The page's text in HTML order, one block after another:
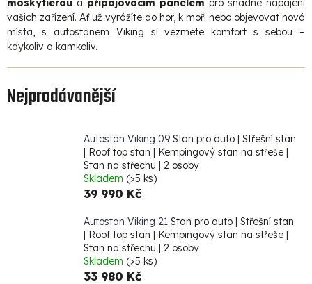
moskytiérou a připojovacím panelem pro snadné napájení
vašich zařízení. Ať už vyrážíte do hor, k moři nebo objevovat nová
místa, s autostanem Viking si vezmete komfort s sebou –
kdykoliv a kamkoliv.
Nejprodávanější
Autostan Viking 09 Stan pro auto | Střešní stan
| Roof top stan | Kempingový stan na střeše |
Stan na střechu | 2 osoby
Skladem (>5 ks)
39 990 Kč
Autostan Viking 21 Stan pro auto | Střešní stan
| Roof top stan | Kempingový stan na střeše |
Stan na střechu | 2 osoby
Skladem (>5 ks)
33 980 Kč